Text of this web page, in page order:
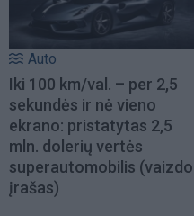
Auto
Iki 100 km/val. – per 2,5
sekundės ir nė vieno
ekrano: pristatytas 2,5
mln. dolerių vertės
superautomobilis (vaizdo
įrašas)